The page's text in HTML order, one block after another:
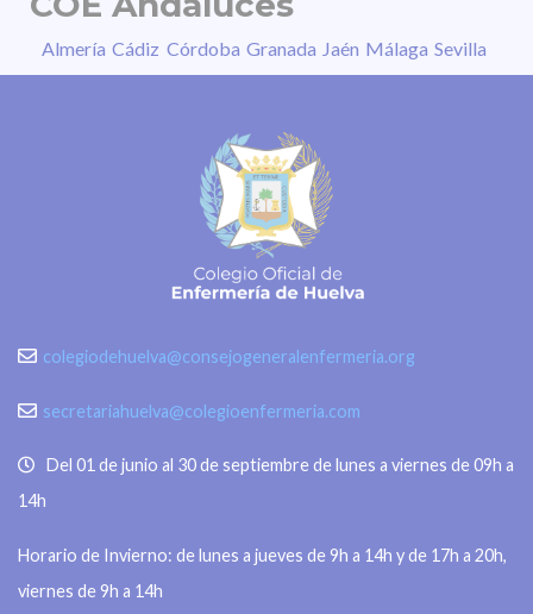
Almería Cádiz Córdoba Granada Jaén Málaga Sevilla
colegiodehuelva@consejogeneralenfermeria.org
secretariahuelva@colegioenfermeria.com
Del 01 de junio al 30 de septiembre de lunes a viernes de 09h a
14h
Horario de Invierno: de lunes a jueves de 9h a 14h y de 17h a 20h,
viernes de 9h a 14h